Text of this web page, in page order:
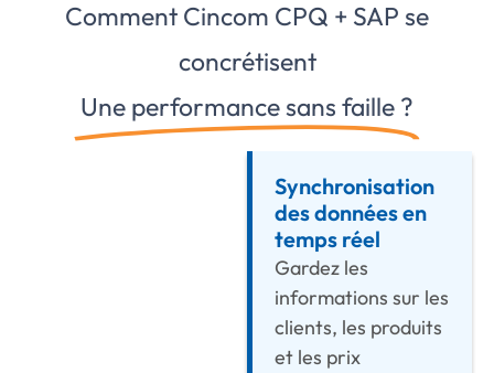
Comment Cincom CPQ + SAP se
concrétisent
Une performance sans faille ?
Synchronisation
des données en
temps réel
Gardez les
informations sur les
clients, les produits
et les prix